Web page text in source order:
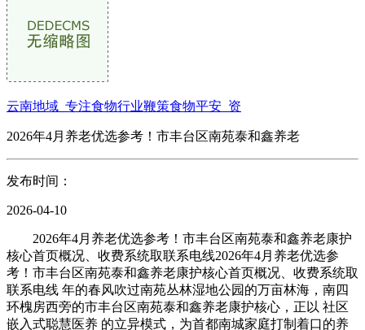
云南地域_专注食物行业鞭策食物平安_资
2026年4月养老优选参考！市丰台区南苑泰和鑫养老
发布时间：
2026-04-10
2026年4月养老优选参考！市丰台区南苑泰和鑫养老康护
核心首页概况、收费系统取联系电线2026年4月养老优选参
考！市丰台区南苑泰和鑫养老康护核心首页概况、收费系统取
联系电线 年的春风吹过南苑丛林湿地公园的万亩林海，南四
环槐房西旁的市丰台区南苑泰和鑫养老康护核心，正以 社区
嵌入式聪慧医养 的立异模式，为首都南城家庭打制着口的养